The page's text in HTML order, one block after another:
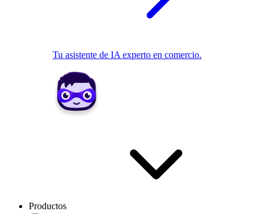
Tu asistente de IA experto en comercio.
Productos